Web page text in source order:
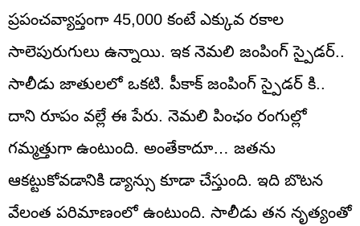
ప్రపంచవ్యాప్తంగా 45,000 కంటే ఎక్కువ రకాల
సాలెపురుగులు ఉన్నాయి. ఇక నెమలి జంపింగ్ స్పైడర్..
సాలీడు జాతులలో ఒకటి. పీకాక్‌ జంపింగ్‌ స్పైడర్‌ కి..
దాని రూపం వల్లే ఈ పేరు. నెమలి పింఛం రంగుల్లో
గమ్మత్తుగా ఉంటుంది. అంతేకాదూ… జతను
ఆకట్టుకోవడానికి డ్యాన్సు కూడా చేస్తుంది. ఇది బొటన
వేలంత పరిమాణంలో ఉంటుంది. సాలీడు తన నృత్యంతో